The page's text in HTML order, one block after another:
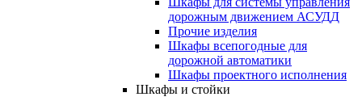
дорожным движением АСУДД
Прочие изделия
Шкафы всепогодные для
дорожной автоматики
Шкафы проектного исполнения
Шкафы и стойки